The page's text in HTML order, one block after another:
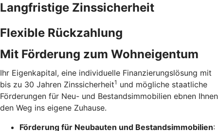
Langfristige Zinssicherheit
Flexible Rückzahlung
Mit Förderung zum Wohneigentum
Ihr Eigenkapital, eine individuelle Finanzierungslösung mit
bis zu 30 Jahren Zinssicherheit1 und mögliche staatliche
Förderungen für Neu- und Bestandsimmobilien ebnen Ihnen
den Weg ins eigene Zuhause.
Förderung für Neubauten und Bestandsimmobilien: